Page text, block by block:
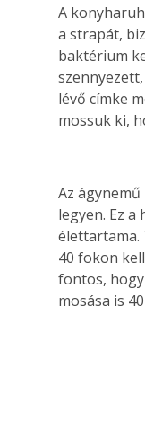
Okoselőfizetés
A Laptapiron
visszamenőleg is! A
innovatív, praktikus
megoldás a
magazinok digitális
számítógépen,
vagy táblagépen.
A
a strapát,
baktérium
lévő címke
mossuk ki,
Az
legyen. Ez
élettartama.
40 fokon
fontos,
mosása is